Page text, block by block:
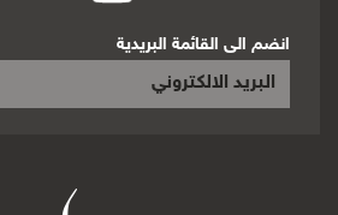
انضم الى القائمة البريدية